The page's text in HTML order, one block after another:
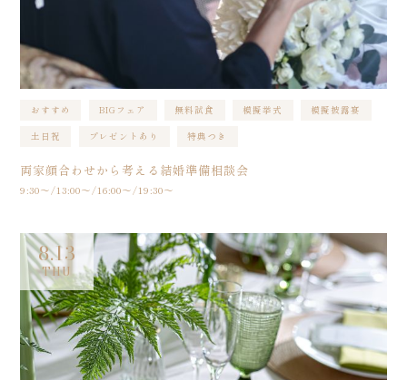
おすすめ BIGフェア 無料試食 模擬挙式 模擬披露宴
土日祝 プレゼントあり 特典つき
両家顔合わせから考える結婚準備相談会
9:30〜/13:00〜/16:00〜/19:30〜
8.13
THU